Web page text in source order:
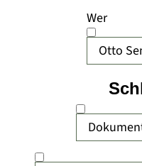
Wer
Otto